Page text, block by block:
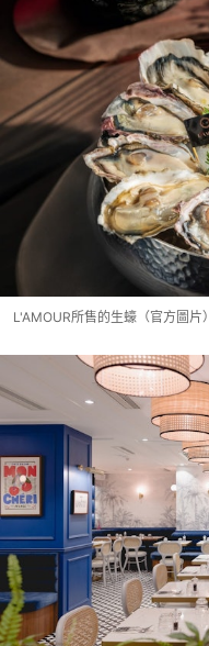
L'AMOUR所售的生蠔（官方圖片）